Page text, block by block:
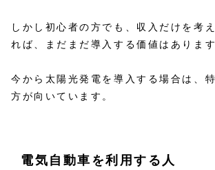
しかし初心者の方でも、収入だけを考
れば、まだまだ導入する価値はあります
今から太陽光発電を導入する場合は、
方が向いています。
電気自動車を利用する人